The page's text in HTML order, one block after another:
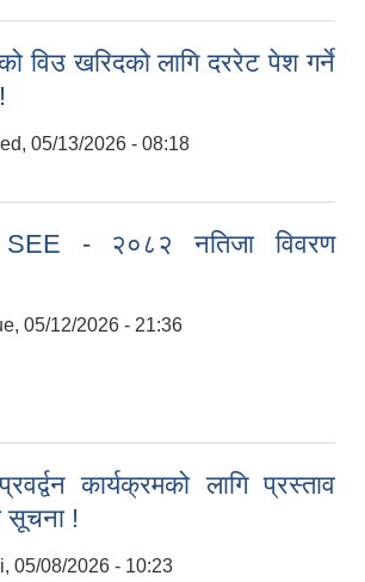
विउ खरिदको लागि दररेट पेश गर्ने
05/13/2026 - 08:18
SEE - २०८२ नतिजा विवरण
05/12/2026 - 21:36
कार्यक्रमको लागि प्रस्ताव
सूचना !
05/08/2026 - 10:23